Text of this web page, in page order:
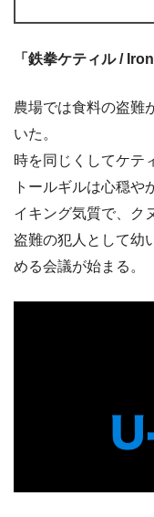
「鉄拳ケティル /
農場では食料の盗難
いた。
時を同じくしてケテ
トールギルは心穏や
イキング気質で、ク
盗難の犯人として幼
める会議が始まる。